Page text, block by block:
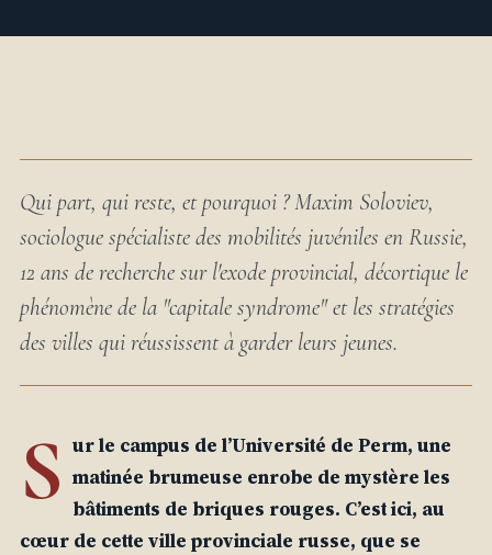
Qui part, qui reste, et pourquoi ? Maxim Soloviev,
sociologue spécialiste des mobilités juvéniles en Russie,
12 ans de recherche sur l'exode provincial, décortique le
phénomène de la "capitale syndrome" et les stratégies
des villes qui réussissent à garder leurs jeunes.
S ur le campus de l’Université de Perm, une
matinée brumeuse enrobe de mystère les
bâtiments de briques rouges. C’est ici, au
cœur de cette ville provinciale russe, que se